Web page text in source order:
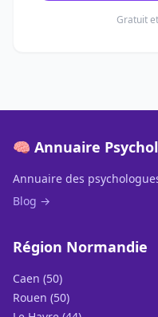
Gratuit
🧠 Annuaire
Annuaire des
Blog →
Région Normandie
Caen (50)
Rouen (50)